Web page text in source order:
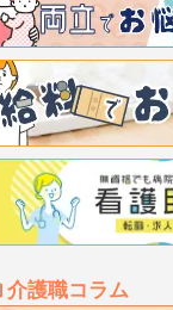
介護職コラム